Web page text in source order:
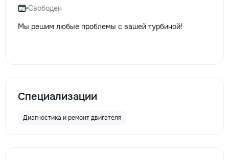
Свободен
Мы решим любые проблемы с вашей турбиной!
Специализации
Диагностика и ремонт двигателя